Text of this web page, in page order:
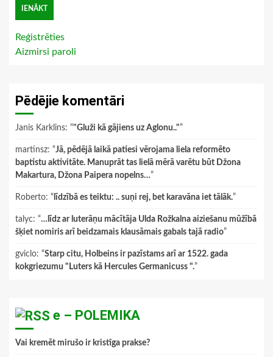
Reģistrēties
Aizmirsi paroli
Pēdējie komentāri
Janis Karklins: “"Gluži kā gājiens uz Aglonu.."”
martinsz: “Jā, pēdējā laikā patiesi vērojama liela reformēto
baptistu aktivitāte. Manuprāt tas lielā mērā varētu būt Džona
Makartura, Džona Paipera nopelns…”
Roberto: “ līdzībā es teiktu: .. suņi rej, bet karavāna iet tālāk.”
talyc: “…līdz ar luterāņu mācītāja Ulda Rožkalna aiziešanu mūžībā
šķiet nomiris arī beidzamais klausāmais gabals tajā radio”
gviclo: “Starp citu, Holbeins ir pazīstams arī ar 1522. gada
kokgriezumu "Luters kā Hercules Germanicuss ".”
e – POLEMIKA
Vai kremēt mirušo ir kristīga prakse?